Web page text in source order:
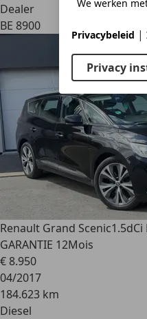
We werken
Privacybeleid |
Privacy
Dealer
BE 8900
Renault Grand Scenic
GARANTIE 12Mois
€ 8.950
04/2017
184.623 km
Diesel